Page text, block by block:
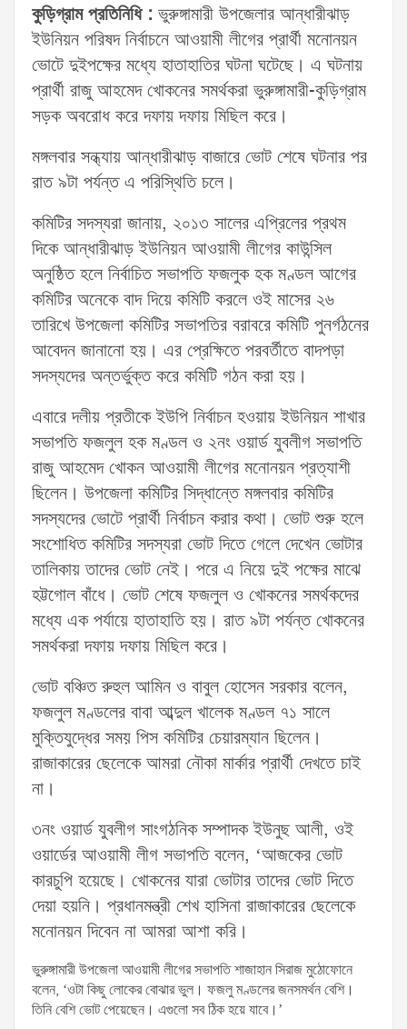
কুড়িগ্রাম প্রতিনিধি : ভুরুঙ্গামারী উপজেলার আন্ধারীঝাড়
ইউনিয়ন পরিষদ নির্বাচনে আওয়ামী লীগের প্রার্থী মনোনয়ন
ভোটে দুইপক্ষের মধ্যে হাতাহাতির ঘটনা ঘটেছে। এ ঘটনায়
প্রার্থী রাজু আহমেদ খোকনের সমর্থকরা ভুরুঙ্গামারী-কুড়িগ্রাম
সড়ক অবরোধ করে দফায় দফায় মিছিল করে।
মঙ্গলবার সন্ধ্যায় আন্ধারীঝাড় বাজারে ভোট শেষে ঘটনার পর
রাত ৯টা পর্যন্ত এ পরিস্থিতি চলে।
কমিটির সদস্যরা জানায়, ২০১৩ সালের এপ্রিলের প্রথম
দিকে আন্ধারীঝাড় ইউনিয়ন আওয়ামী লীগের কাউন্সিল
অনুষ্ঠিত হলে নির্বাচিত সভাপতি ফজলুক হক মণ্ডল আগের
কমিটির অনেকে বাদ দিয়ে কমিটি করলে ওই মাসের ২৬
তারিখে উপজেলা কমিটির সভাপতির বরাবরে কমিটি পুনর্গঠনের
আবেদন জানানো হয়। এর প্রেক্ষিতে পরবর্তীতে বাদপড়া
সদস্যদের অন্তর্ভুক্ত করে কমিটি গঠন করা হয়।
এবারে দলীয় প্রতীকে ইউপি নির্বাচন হওয়ায় ইউনিয়ন শাখার
সভাপতি ফজলুল হক মণ্ডল ও ২নং ওয়ার্ড যুবলীগ সভাপতি
রাজু আহমেদ খোকন আওয়ামী লীগের মনোনয়ন প্রত্যাশী
ছিলেন। উপজেলা কমিটির সিদ্ধান্তে মঙ্গলবার কমিটির
সদস্যদের ভোটে প্রার্থী নির্বাচন করার কথা। ভোট শুরু হলে
সংশোধিত কমিটির সদস্যরা ভোট দিতে গেলে দেখেন ভোটার
তালিকায় তাদের ভোট নেই। পরে এ নিয়ে দুই পক্ষের মাঝে
হট্টগোল বাঁধে। ভোট শেষে ফজলুল ও খোকনের সমর্থকদের
মধ্যে এক পর্যায়ে হাতাহাতি হয়। রাত ৯টা পর্যন্ত খোকনের
সমর্থকরা দফায় দফায় মিছিল করে।
ভোট বঞ্চিত রুহুল আমিন ও বাবুল হোসেন সরকার বলেন,
ফজলুল মণ্ডলের বাবা আব্দুল খালেক মণ্ডল ৭১ সালে
মুক্তিযুদ্ধের সময় পিস কমিটির চেয়ারম্যান ছিলেন।
রাজাকারের ছেলেকে আমরা নৌকা মার্কার প্রার্থী দেখতে চাই
না।
৩নং ওয়ার্ড যুবলীগ সাংগঠনিক সম্পাদক ইউনুছ আলী, ওই
ওয়ার্ডের আওয়ামী লীগ সভাপতি বলেন, ‘আজকের ভোট
কারচুপি হয়েছে। খোকনের যারা ভোটার তাদের ভোট দিতে
দেয়া হয়নি। প্রধানমন্ত্রী শেখ হাসিনা রাজাকারের ছেলেকে
মনোনয়ন দিবেন না আমরা আশা করি।
ভুরুঙ্গামারী উপজেলা আওয়ামী লীগের সভাপতি শাজাহান সিরাজ মুঠোফোনে
বলেন, ‘ওটা কিছু লোকের বোঝার ভুল। ফজলু মণ্ডলের জনসমর্থন বেশি।
তিনি বেশি ভোট পেয়েছেন। এগুলো সব ঠিক হয়ে যাবে।’